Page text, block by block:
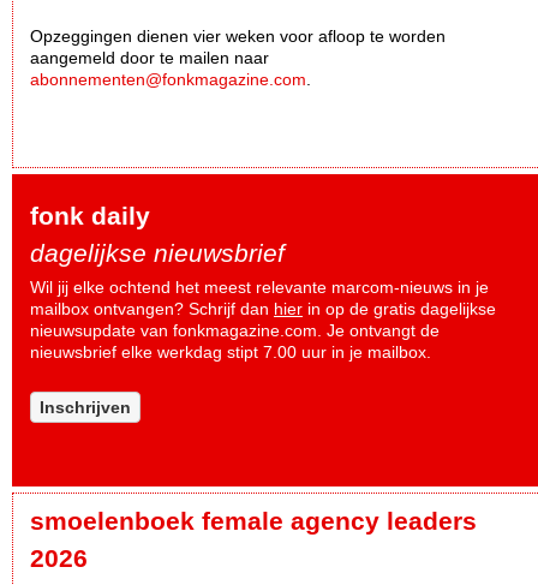
Opzeggingen dienen vier weken voor afloop te worden
aangemeld door te mailen naar
abonnementen@fonkmagazine.com
fonk daily
dagelijkse nieuwsbrief
Wil jij elke ochtend het meest relevante marcom-nieuws in je
mailbox ontvangen? Schrijf dan hier in op de gratis dagelijkse
nieuwsupdate van fonkmagazine.com. Je ontvangt de
nieuwsbrief elke werkdag stipt 7.00 uur in je mailbox.
Inschrijven
smoelenboek female agency leaders
2026